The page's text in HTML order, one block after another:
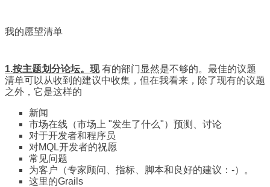
我的愿望清单
1.按主题划分论坛。现有的部门显然是不够的。最佳的议题
清单可以从收到的建议中收集，但在我看来，除了现有的议题
之外，它是这样的
新闻
市场在线（市场上 "发生了什么"）预测、讨论
对于开发者和程序员
对MQL开发者的祝愿
常见问题
为客户（专家顾问、指标、脚本和良好的建议：-）。
这里的Grails